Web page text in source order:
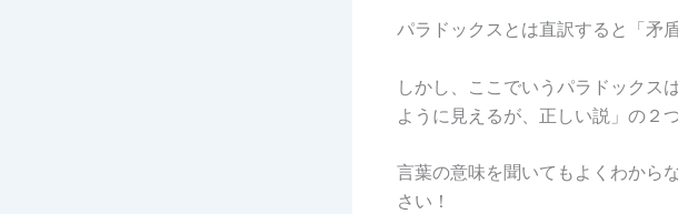
パラドックスとは直訳すると「矛盾
しかし、ここでいうパラドックス
ように見えるが、正しい説」の２
言葉の意味を聞いてもよくわから
さい！